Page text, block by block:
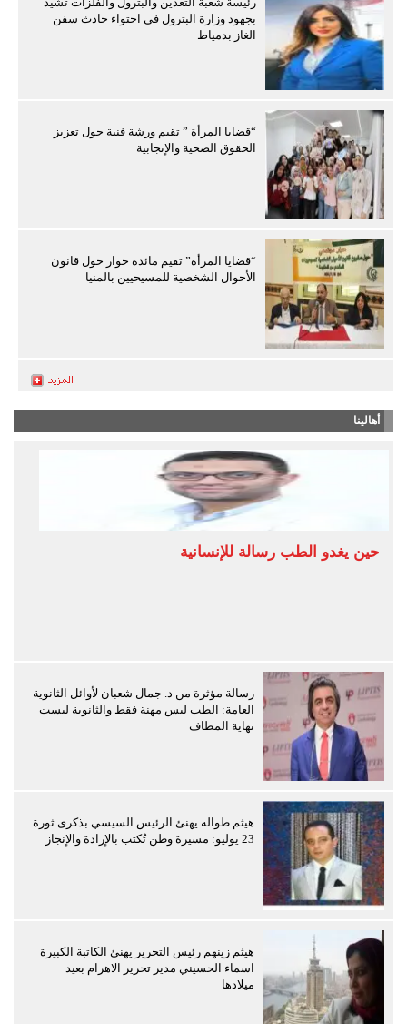
بجهود وزارة البترول في احتواء حادث سفن
الغاز بدمياط
“قضايا المرأة ” تقيم ورشة فنية حول تعزيز
الحقوق الصحية والإنجابية
“قضايا المرأة” تقيم مائدة حوار حول قانون
الأحوال الشخصية للمسيحيين بالمنيا
أهالينا
حين يغدو الطب رسالة للإنسانية
رسالة مؤثرة من د. جمال شعبان لأوائل الثانوية
العامة: الطب ليس مهنة فقط والثانوية ليست
نهاية المطاف
هيثم طواله يهنئ الرئيس السيسي بذكرى ثورة
23 يوليو: مسيرة وطن تُكتب بالإرادة والإنجاز
هيثم زينهم رئيس التحرير يهنئ الكاتبة الكبيرة
اسماء الحسيني مدير تحرير الاهرام بعيد
ميلادها